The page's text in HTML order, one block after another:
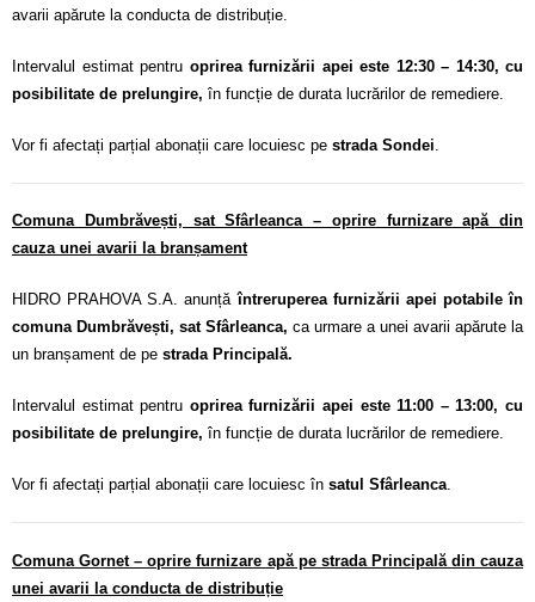
avarii apărute la conducta de distribuție.
Intervalul estimat pentru oprirea furnizării apei este 12:30 – 14:30, cu
posibilitate de prelungire, în funcție de durata lucrărilor de remediere.
Vor fi afectați parțial abonații care locuiesc pe strada Sondei
Comuna Dumbrăvești, sat Sfârleanca – oprire furnizare apă din
cauza unei avarii la branșament
HIDRO PRAHOVA S.A. anunțăîntreruperea furnizării apei potabile în
comuna Dumbrăvești, sat Sfârleanca, ca urmare a unei avarii apărute la
un branșament de pe strada Principală.
Intervalul estimat pentru oprirea furnizării apei este 11:00 – 13:00, cu
posibilitate de prelungire, în funcție de durata lucrărilor de remediere.
Vor fi afectați parțial abonații care locuiesc în satul Sfârleanca.
Comuna Gornet – oprire furnizare apă pe strada Principală din cauza
unei avarii la conducta de distribuție